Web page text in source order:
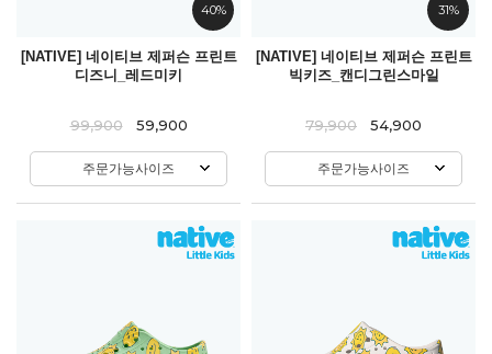
40%
[NATIVE] 네이티브 제퍼슨 프린트
디즈니_레드미키
99,900 59,900
주문가능사이즈
31%
[NATIVE] 네이티브 제퍼슨 프린트
빅키즈_캔디그린스마일
79,900 54,900
주문가능사이즈